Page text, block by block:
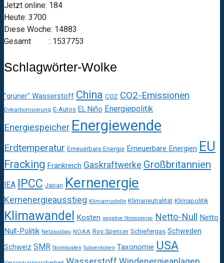
Jetzt online: 184
Heute: 3700
Diese Woche: 14883
Gesamt : 1537753
Schlagwörter-Wolke
"grüner" Wasserstoff China CO2 CO2-Emissionen
Dekarbonisierung E-Autos EL Niño Energiepolitik
Energiespeicher Energiewende
Erdtemperatur Erneuerbare Energie Erneuerbare Energien EU
Fracking Frankreich Gaskraftwerke Großbritannien
IEA IPCC Japan Kernenergie
Kernenergieausstieg Klimamodelle Klimaneutralität Klimapolitik
Klimawandel Kosten negative Strompreise Netto-Null Netto
Null-Politik Netzausbau NOAA Roy Spencer Schiefergas Schweden
Schweiz SMR Stromkosten Subventionen Taxonomie USA